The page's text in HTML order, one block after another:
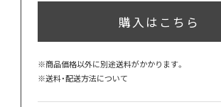
購入はこちら
※商品価格以外に別途送料がかかります。
※送料・配送方法について